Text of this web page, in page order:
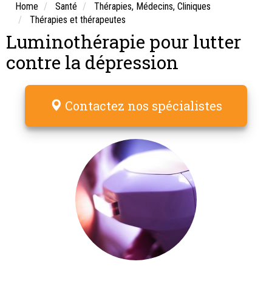
Home Santé
Thérapies, Médecins, Cliniques
Thérapies et thérapeutes
Luminothérapie pour lutter
contre la dépression
Contactez nos spécialistes